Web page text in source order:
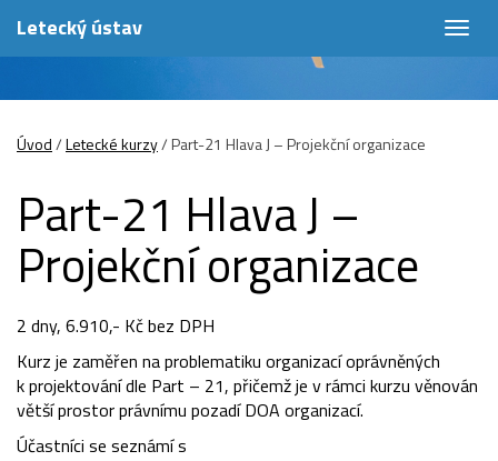
Letecký ústav
Úvod/Letecké kurzy/Part-21 Hlava J – Projekční organizace
Part-21 Hlava J –
Projekční organizace
2 dny, 6.910,- Kč bez DPH
Kurz je zaměřen na problematiku organizací oprávněných
k projektování dle Part – 21, přičemž je v rámci kurzu věnován
větší prostor právnímu pozadí DOA organizací.
Účastníci se seznámí s